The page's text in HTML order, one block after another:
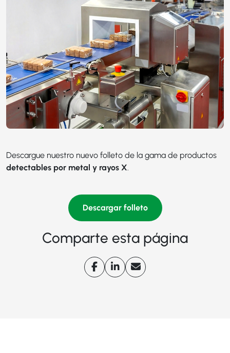
Descargue nuestro nuevo folleto de la gama de productos
detectables por metal y rayos X.
Descargar folleto
Comparte esta página